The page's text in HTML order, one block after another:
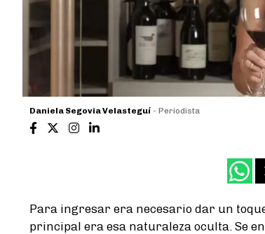
Daniela Segovia Velasteguí - Periodista
Para ingresar era necesario dar un
principal era esa naturaleza oculta. Se